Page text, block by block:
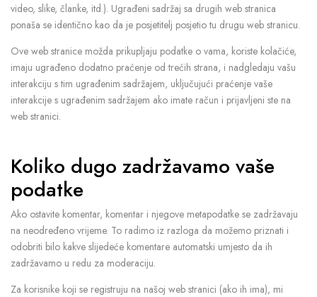
video, slike, članke, itd.). Ugrađeni sadržaj sa drugih web stranica
ponaša se identično kao da je posjetitelj posjetio tu drugu web stranicu.
Ove web stranice možda prikupljaju podatke o vama, koriste kolačiće,
imaju ugrađeno dodatno praćenje od trećih strana, i nadgledaju vašu
interakciju s tim ugrađenim sadržajem, uključujući praćenje vaše
interakcije s ugrađenim sadržajem ako imate račun i prijavljeni ste na
web stranici.
Koliko dugo zadržavamo vaše
podatke
Ako ostavite komentar, komentar i njegove metapodatke se zadržavaju
na neodređeno vrijeme. To radimo iz razloga da možemo priznati i
odobriti bilo kakve slijedeće komentare automatski umjesto da ih
zadržavamo u redu za moderaciju.
Za korisnike koji se registruju na našoj web stranici (ako ih ima), mi